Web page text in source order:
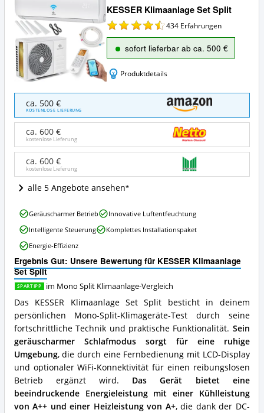
KESSER Klimaanlage Set Split
434 Erfahrungen
sofort lieferbar ab ca. 500 €
Produktdetails
KESSER
Klimaanlage
Set
Split
Angebote:
Wo
diese
Mono
Split
erhältlich?
ca. 500 €
KOSTENLOSE LIEFERUNG
ca. 600 €
kostenlose Lieferung
ca. 600 €
kostenlose Lieferung
alle 5 Angebote ansehen
Ergebnis Gut: Unsere Bewertung für KESSER Klimaanlage
Set Split
SPARTIPP im Mono Split Klimaanlage-Vergleich
Das KESSER Klimaanlage Set Split besticht in deinem
persönlichen Mono-Split-Klimageräte-Test durch seine
fortschrittliche Technik und praktische Funktionalität. Sein
geräuscharmer Schlafmodus sorgt für eine ruhige
Umgebung, die durch eine Fernbedienung mit LCD-Display
und optionaler WiFi-Konnektivität für einen reibungslosen
Betrieb ergänzt wird. Das Gerät bietet eine
beeindruckende Energieleistung mit einer Kühlleistung
von A++ und einer Heizleistung von A+, die dank der DC-
KESSER
Klimaanlage
Set
Split
Vorteile:
Was
spricht
für
diese
Mono
Split
Klimaanlage?
Geräuscharmer Betrieb
Innovative Luftentfeuchtung
Intelligente Steuerung
Komplettes Installationspaket
Energie-Effizienz